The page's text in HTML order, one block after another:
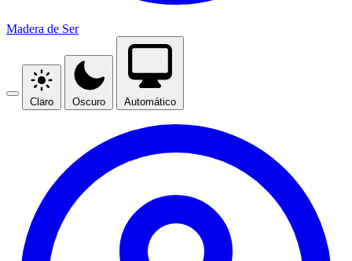
Madera de Ser
Claro Oscuro Automático